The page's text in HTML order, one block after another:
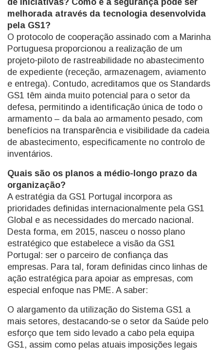
de iniciativas? Como é a segurança pode ser
melhorada através da tecnologia desenvolvida
pela GS1?
O protocolo de cooperação assinado com a Marinha
Portuguesa proporcionou a realização de um
projeto-piloto de rastreabilidade no abastecimento
de expediente (receção, armazenagem, aviamento
e entrega). Contudo, acreditamos que os Standards
GS1 têm ainda muito potencial para o setor da
defesa, permitindo a identificação única de todo o
armamento – da bala ao armamento pesado, com
benefícios na transparência e visibilidade da cadeia
de abastecimento, especificamente no controlo de
inventários.
Quais são os planos a médio-longo prazo da
organização?
A estratégia da GS1 Portugal incorpora as
prioridades definidas internacionalmente pela GS1
Global e as necessidades do mercado nacional.
Desta forma, em 2015, nasceu o nosso plano
estratégico que estabelece a visão da GS1
Portugal: ser o parceiro de confiança das
empresas. Para tal, foram definidas cinco linhas de
ação estratégica para apoiar as empresas, com
especial enfoque nas PME. A saber:
O alargamento da utilização do Sistema GS1 a
mais setores, destacando-se o setor da Saúde pelo
esforço que tem sido levado a cabo pela equipa
GS1, assim como pelas atuais imposições legais